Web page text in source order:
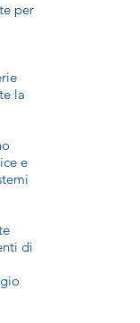
per
la
e
di